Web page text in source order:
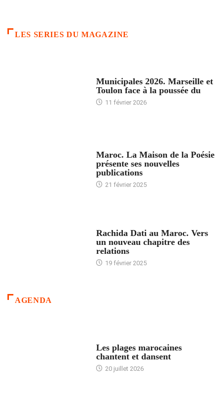
LES SERIES DU MAGAZINE
Municipales 2026. Marseille et
Toulon face à la poussée du
11 février 2026
Maroc. La Maison de la Poésie
présente ses nouvelles
publications
21 février 2025
Rachida Dati au Maroc. Vers
un nouveau chapitre des
relations
19 février 2025
AGENDA
Les plages marocaines
chantent et dansent
20 juillet 2026